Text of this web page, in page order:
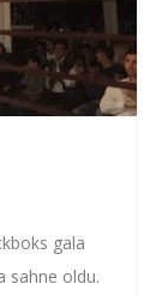
gala
sahne oldu.